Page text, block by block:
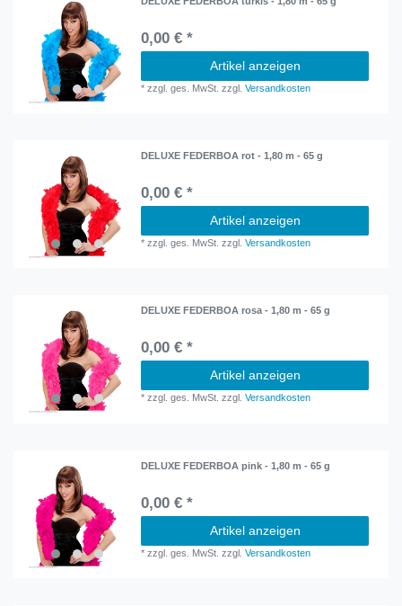
0,00 € *
Artikel anzeigen
*zzgl. ges. MwSt. zzgl.Versandkosten
DELUXE FEDERBOA rot - 1,80 m - 65 g
0,00 € *
Artikel anzeigen
*zzgl. ges. MwSt. zzgl.Versandkosten
DELUXE FEDERBOA rosa - 1,80 m - 65 g
0,00 € *
Artikel anzeigen
*zzgl. ges. MwSt. zzgl.Versandkosten
DELUXE FEDERBOA pink - 1,80 m - 65 g
0,00 € *
Artikel anzeigen
*zzgl. ges. MwSt. zzgl.Versandkosten